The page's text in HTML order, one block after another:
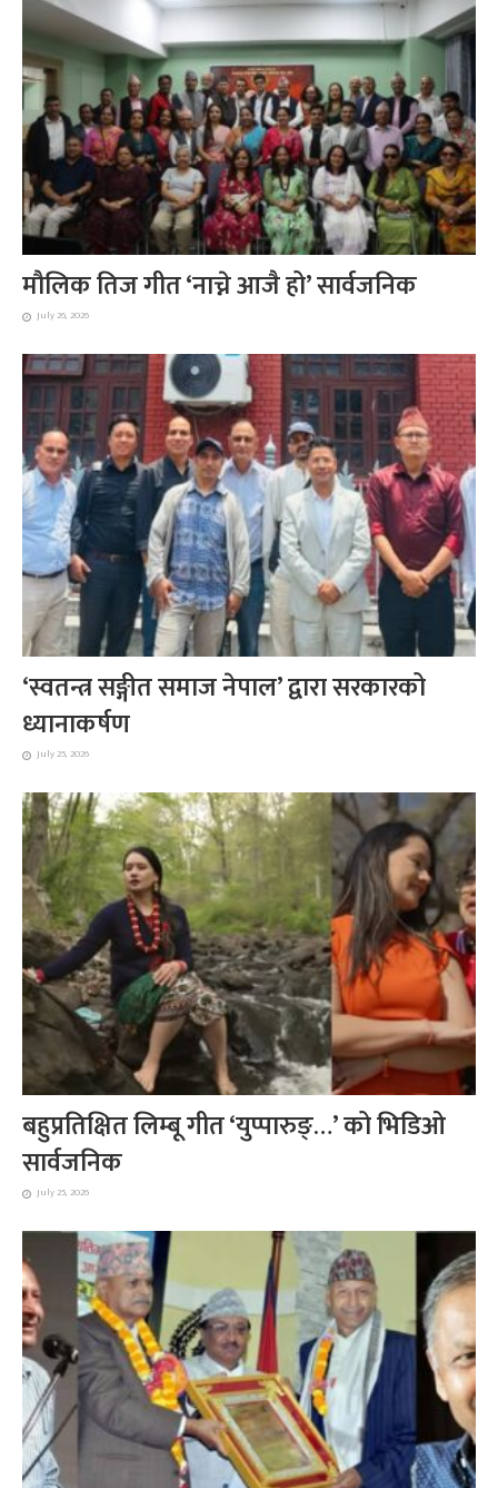
मौलिक तिज गीत ‘नाच्ने आजै हो’ सार्वजनिक
July 26, 2026
‘स्वतन्त्र सङ्गीत समाज नेपाल’ द्वारा सरकारको
ध्यानाकर्षण
July 25, 2026
बहुप्रतिक्षित लिम्बू गीत ‘युप्पारुङ्…’ को भिडिओ
सार्वजनिक
July 25, 2026